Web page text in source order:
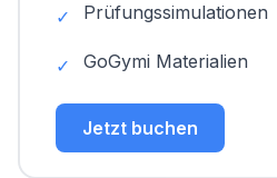
✓ Prüfungssimulationen
✓ GoGymi Materialien
Jetzt buchen